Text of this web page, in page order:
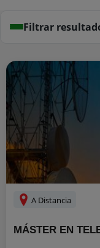
Filtrar
A Distancia
MÁSTER EN